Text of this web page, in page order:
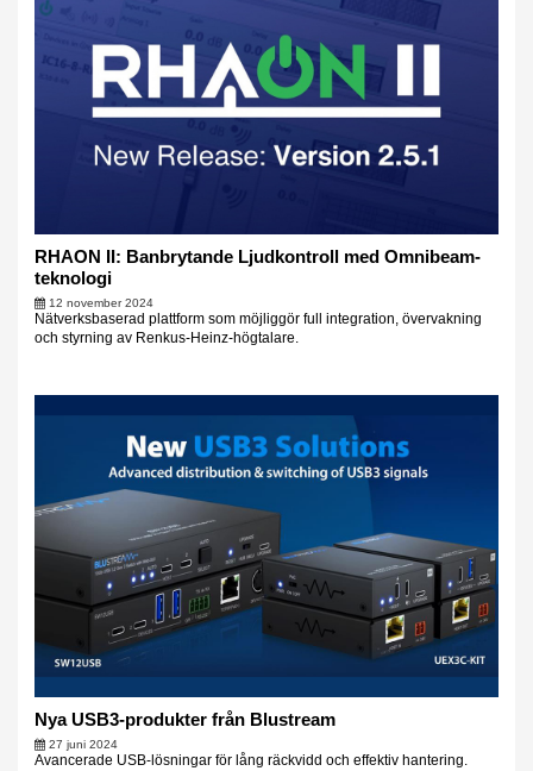
RHAON II: Banbrytande Ljudkontroll med Omnibeam-
teknologi
12 november 2024
Nätverksbaserad plattform som möjliggör full integration, övervakning
och styrning av Renkus-Heinz-högtalare.
Nya USB3-produkter från Blustream
27 juni 2024
Avancerade USB-lösningar för lång räckvidd och effektiv hantering.